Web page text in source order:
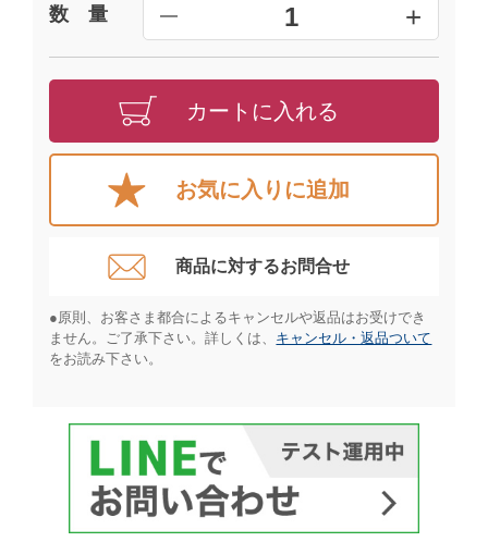
数 量 ━ 1 +
カートに入れる
お気に入りに追加
商品に対するお問合せ​
●原則、お客さま都合によるキャンセルや返品はお受けでき
ません。ご了承下さい。詳しくは、 キャンセル・返品ついて
をお読み下さい。​